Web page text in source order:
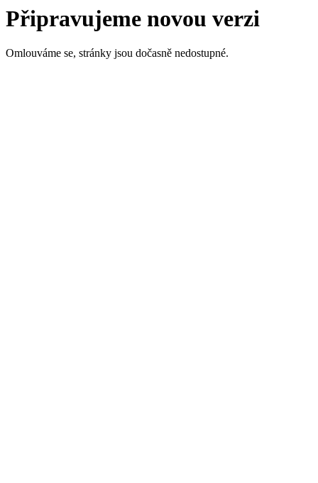
Připravujeme novou verzi
Omlouváme se, stránky jsou dočasně nedostupné.